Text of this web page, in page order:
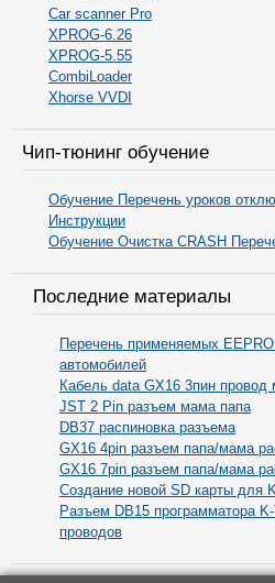
Car scanner Pro
XPROG-6.26
XPROG-5.55
CombiLoader
Xhorse VVDI
Чип-тюнинг обучение
Обучение Перечень уроков
Инструкции
Обучение Очистка CRASH
Последние материалы
Перечень применяемых
автомобилей
Кабель data GX16 3пин
JST 2 Pin разъем мама папа
DB37 распиновка разъема
GX16 4pin разъем папа/мама
GX16 7pin разъем папа/мама
Cоздание новой SD карты для
Разъем DB15 программатора
проводов